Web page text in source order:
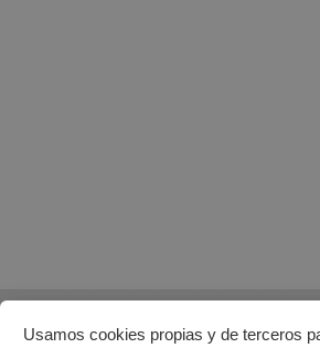
Usamos cookies propias y de terceros
AGENDA POR CATEGORÍAS